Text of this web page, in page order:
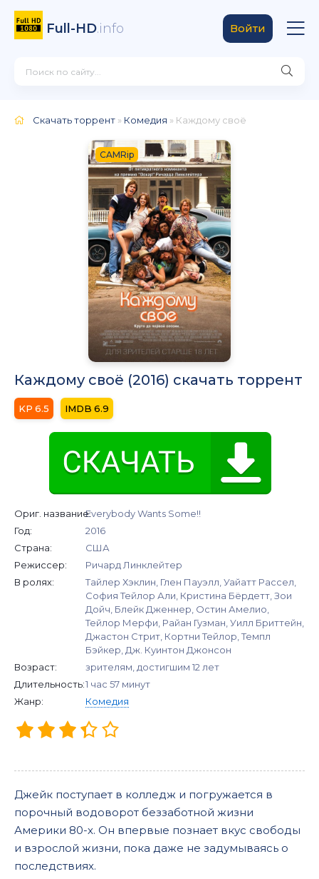
Full-HD.info Войти
Скачать торрент » Комедия » Каждому своё
CAMRip
Каждому своё (2016) скачать торрент
6.5 6.9
Ориг. название:Everybody Wants Some!!
Год:
2016
Страна:
США
Режиссер:
Ричард Линклейтер
В ролях:
Тайлер Хэклин, Глен Пауэлл, Уайатт Рассел,
София Тейлор Али, Кристина Бёрдетт, Зои
Дойч, Блейк Дженнер, Остин Амелио,
Тейлор Мерфи, Райан Гузман, Уилл Бриттейн,
Джастон Стрит, Кортни Тейлор, Темпл
Бэйкер, Дж. Куинтон Джонсон
Возраст:
зрителям, достигшим 12 лет
Длительность:1 час 57 минут
Жанр:
Комедия
Джейк поступает в колледж и погружается в
порочный водоворот беззаботной жизни
Америки 80-х. Он впервые познает вкус свободы
и взрослой жизни, пока даже не задумываясь о
последствиях.